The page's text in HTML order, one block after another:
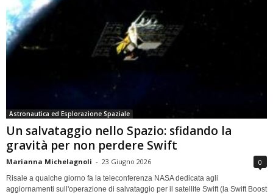
Astronautica ed Esplorazione Spaziale
Un salvataggio nello Spazio: sfidando la
gravità per non perdere Swift
Marianna Michelagnoli - 23 Giugno 2026 0
Risale a qualche giorno fa la teleconferenza NASA dedicata agli
aggiornamenti sull'operazione di salvataggio per il satellite Swift (la Swift Boost